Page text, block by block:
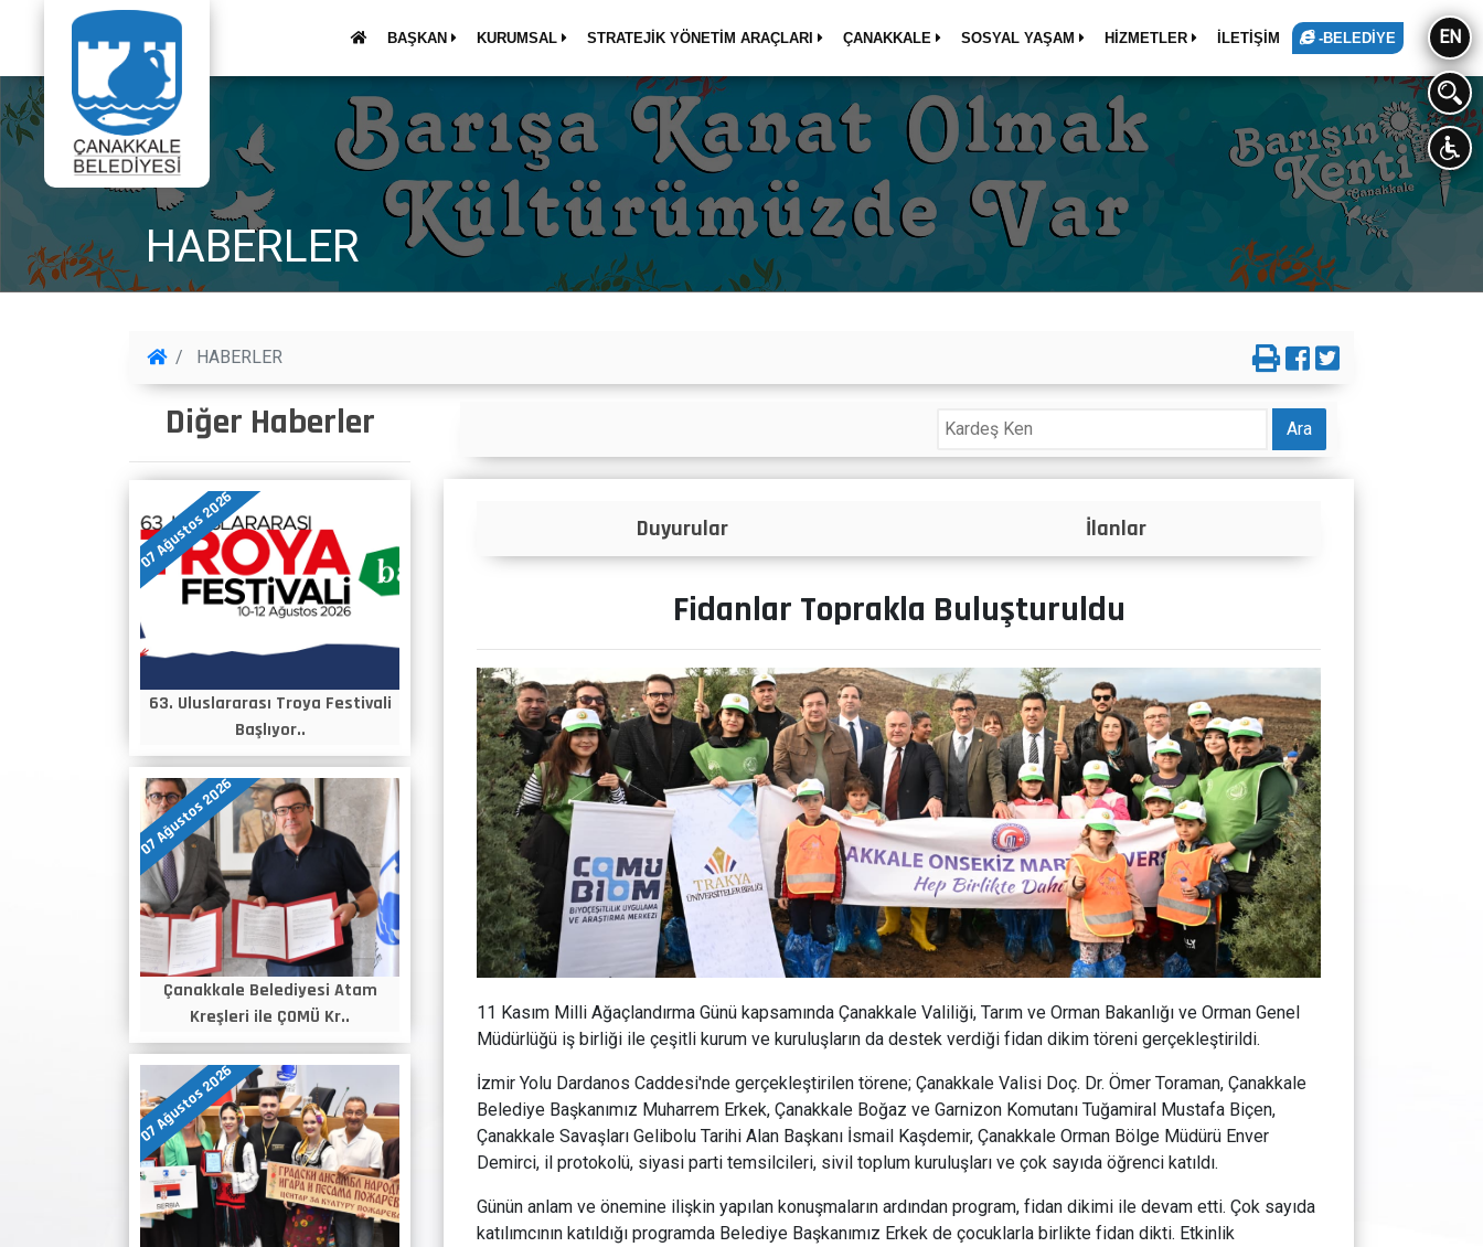
BAŞKAN KURUMSAL STRATEJİK YÖNETİM ARAÇLARI ÇANAKKALE SOSYAL YAŞAM HİZMETLER İLETİŞİM -BELEDİYE EN
HABERLER
HABERLER
Diğer Haberler
07 Ağustos 2026
63. Uluslararası Troya Festivali
Başlıyor..
07 Ağustos 2026
Çanakkale Belediyesi Atam
Kreşleri ile ÇOMÜ Kr..
07 Ağustos 2026
Ara
Duyurular İlanlar Projeler
Fidanlar Toprakla Buluşturuldu
11 Kasım Milli Ağaçlandırma Günü kapsamında Çanakkale Valiliği, Tarım ve Orman Bakanlığı ve Orman Genel
Müdürlüğü iş birliği ile çeşitli kurum ve kuruluşların da destek verdiği fidan dikim töreni gerçekleştirildi.
İzmir Yolu Dardanos Caddesi'nde gerçekleştirilen törene; Çanakkale Valisi Doç. Dr. Ömer Toraman, Çanakkale
Belediye Başkanımız Muharrem Erkek, Çanakkale Boğaz ve Garnizon Komutanı Tuğamiral Mustafa Biçen,
Çanakkale Savaşları Gelibolu Tarihi Alan Başkanı İsmail Kaşdemir, Çanakkale Orman Bölge Müdürü Enver
Demirci, il protokolü, siyasi parti temsilcileri, sivil toplum kuruluşları ve çok sayıda öğrenci katıldı.
Günün anlam ve önemine ilişkin yapılan konuşmaların ardından program, fidan dikimi ile devam etti. Çok sayıda
katılımcının katıldığı programda Belediye Başkanımız Erkek de çocuklarla birlikte fidan dikti. Etkinlik